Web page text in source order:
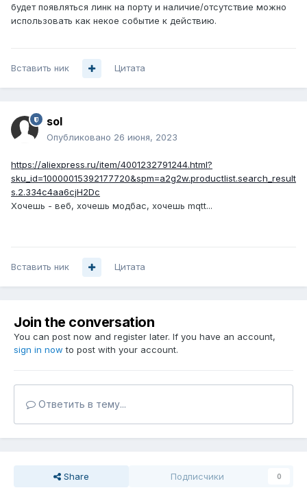
будет появляться линк на порту и наличие/отсутствие можно
использовать как некое событие к действию.
Вставить ник Цитата
sol
Опубликовано 26 июня, 2023
https://aliexpress.ru/item/4001232791244.html?
sku_id=10000015392177720&spm=a2g2w.productlist.search_result
s.2.334c4aa6cjH2Dc
Хочешь - веб, хочешь модбас, хочешь mqtt...
Вставить ник Цитата
Join the conversation
You can post now and register later. If you have an account,
sign in now to post with your account.
Ответить в тему...
Share Подписчики 0